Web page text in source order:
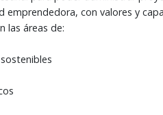
emprendedora, con valores y
las áreas de: